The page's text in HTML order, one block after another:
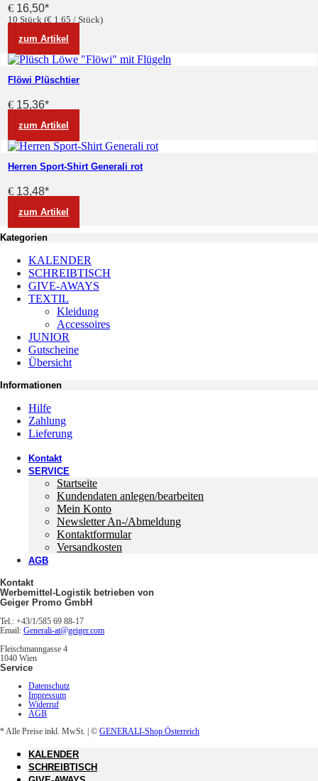
€ 16,50*
10 Stück (€ 1,65 / Stück)
zum Artikel
Flöwi Plüschtier
€ 15,36*
zum Artikel
Herren Sport-Shirt Generali rot
€ 13,48*
zum Artikel
Kategorien
KALENDER
SCHREIBTISCH
GIVE-AWAYS
TEXTIL
Kleidung
Accessoires
JUNIOR
Gutscheine
Übersicht
Informationen
Hilfe
Zahlung
Lieferung
Kontakt
SERVICE
Startseite
Kundendaten anlegen/bearbeiten
Mein Konto
Newsletter An-/Abmeldung
Kontaktformular
Versandkosten
AGB
Kontakt
Werbemittel-Logistik betrieben von
Geiger Promo GmbH
Tel.: +43/1/585 69 88-17
Email: Generali-at@geiger.com
Fleischmanngasse 4
1040 Wien
Service
Datenschutz
Impressum
Widerruf
AGB
* Alle Preise inkl. MwSt.
| © GENERALI-Shop Österreich
KALENDER
SCHREIBTISCH